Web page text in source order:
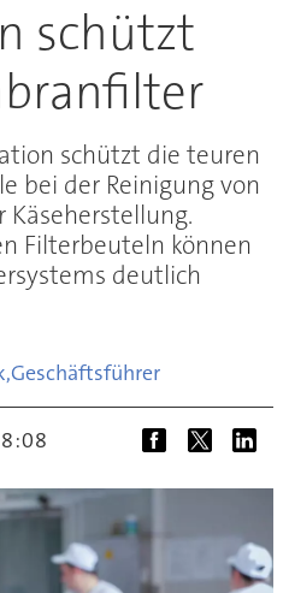
schützt
schützt die teuren
bei der Reinigung von
Käseherstellung.
Filterbeuteln können
deutlich
Geschäftsführer